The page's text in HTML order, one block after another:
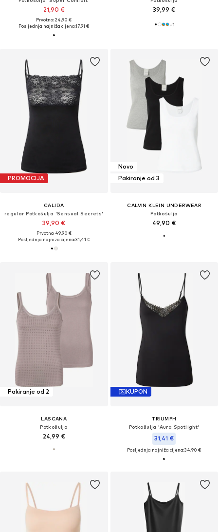
21,90 €
Prvotno: 24,90 €
Posljednja najniža cijena:17,91 €
39,99 €
+1
PROMOCIJA
CALIDA
regular Potkošulja 'Sensual Secrets'
39,90 €
Prvotno: 49,90 €
Posljednja najniža cijena:31,41 €
Novo
Pakiranje od 3
CALVIN KLEIN UNDERWEAR
Potkošulja
49,90 €
Pakiranje od 2
LASCANA
Potkošulja
24,99 €
KUPON
TRIUMPH
Potkošulja 'Aura Spotlight'
31,41 €
Posljednja najniža cijena:34,90 €